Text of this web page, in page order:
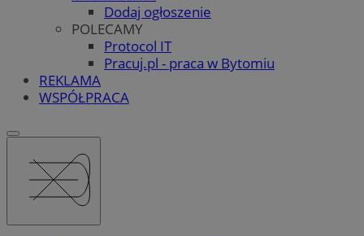
Dodaj ogłoszenie
POLECAMY
Protocol IT
Pracuj.pl - praca w Bytomiu
REKLAMA
WSPÓŁPRACA